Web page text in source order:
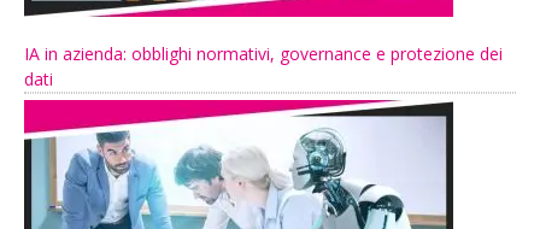
IA in azienda: obblighi normativi, governance e protezione dei
dati